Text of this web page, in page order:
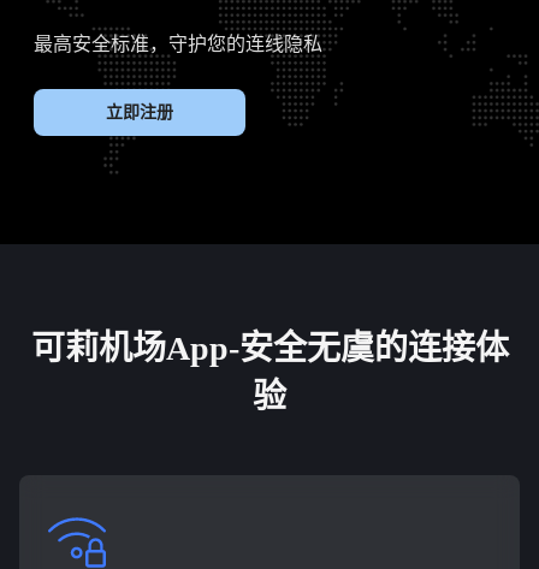
最高安全标准，守护您的连线隐私
立即注册
可莉机场App-安全无虞的连接体
验